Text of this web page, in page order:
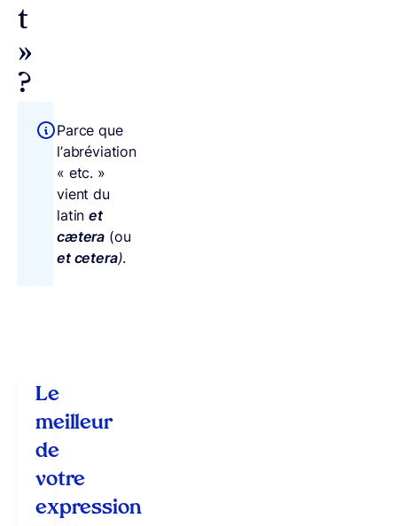
t
»
?
Parce que
l’abréviation
« etc. »
vient du
latinet
cætera (ou
et cetera).
Le
meilleur
de
votre
expression